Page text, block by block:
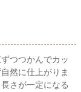
つつかんでカッ
然に仕上がりま
さが一定になる